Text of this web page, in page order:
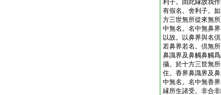
利子。由此縁故我
有假名。舍利子。
方三世無所從來無
中無名。名中無鼻
以故。以鼻界與名
若鼻界若名。倶無
鼻識界及鼻觸鼻觸
攝。於十方三世無
住。香界鼻識界及
中無名。名中無香
縁所生諸受。非合